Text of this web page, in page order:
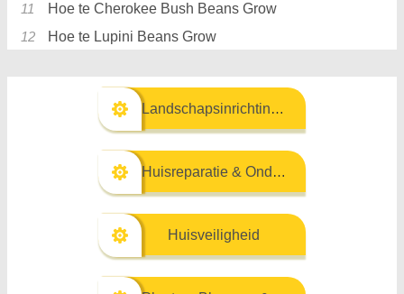
Hoe te Cherokee Bush Beans Grow
Hoe te Lupini Beans Grow
Landschapsinrichting & Buitenbouw
Huisreparatie & Onderhoud
Huisveiligheid